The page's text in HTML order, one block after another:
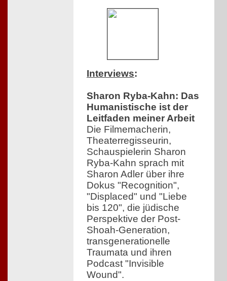
Interviews:
Sharon Ryba-Kahn: Das
Humanistische ist der
Leitfaden meiner Arbeit
Die Filmemacherin,
Theaterregisseurin,
Schauspielerin Sharon
Ryba-Kahn sprach mit
Sharon Adler über ihre
Dokus "Recognition",
"Displaced" und "Liebe
bis 120", die jüdische
Perspektive der Post-
Shoah-Generation,
transgenerationelle
Traumata und ihren
Podcast "Invisible
Wound".